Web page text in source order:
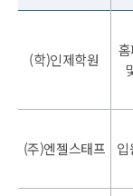
(학)인제학원
(주)엔젤스태프 입